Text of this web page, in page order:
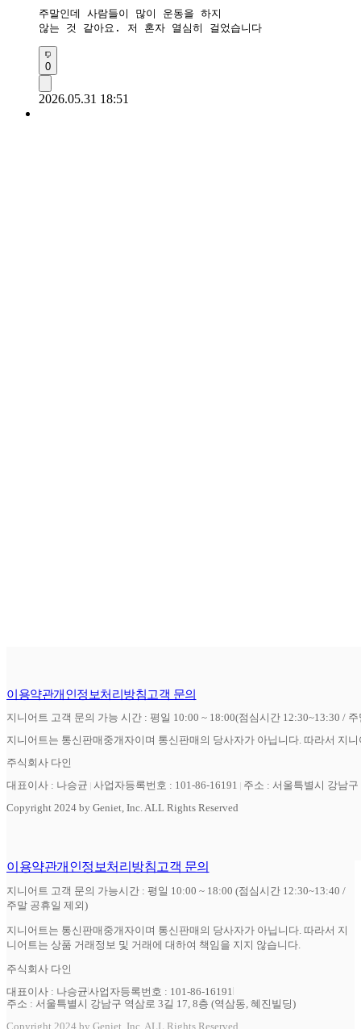
주말인데 사람들이 많이 운동을 하지
않는 것 같아요. 저 혼자 열심히 걸었습니다
0
2026.05.31 18:51
이용약관개인정보처리방침고객 문의
지니어트 고객 문의 가능 시간 : 평일 10:00 ~ 18:00(점심시간 12:30~13:30 /
지니어트는 통신판매중개자이며 통신판매의 당사자가 아닙니다. 따라서 지
주식회사 다인
대표이사 : 나승균 사업자등록번호 : 101-86-16191
주소 : 서울특별시 강남
Copyright 2024 by Geniet, Inc. ALL Rights Reserved
이용약관개인정보처리방침고객 문의
지니어트 고객 문의 가능시간 : 평일 10:00 ~ 18:00 (점심시간 12:30~13:40 /
주말 공휴일 제외)
지니어트는 통신판매중개자이며 통신판매의 당사자가 아닙니다. 따라서 지
니어트는 상품 거래정보 및 거래에 대하여 책임을 지지 않습니다.
주식회사 다인
대표이사 : 나승균사업자등록번호 : 101-86-16191
주소 : 서울특별시 강남구 역삼로 3길 17, 8층 (역삼동, 혜진빌딩)
Copyright 2024 by Geniet, Inc. ALL Rights Reserved